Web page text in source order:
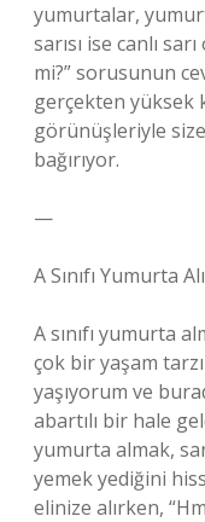
yumurtalar,
sarısı ise canlı
mi?” sorusunun
gerçekten yüksek
görünüşleriyle size
bağırıyor.
—
A Sınıfı Yumurta
A sınıfı yumurta
çok bir yaşam
yaşıyorum ve
abartılı bir hale
yumurta almak,
yemek yediğini
elinize alırken,